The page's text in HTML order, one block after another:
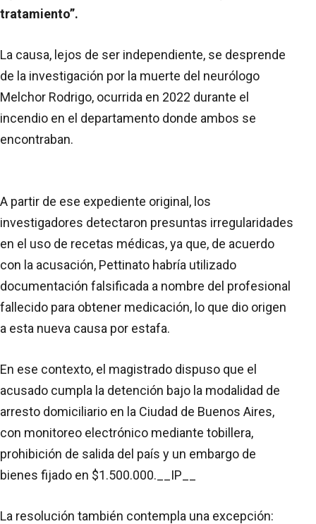
tratamiento”.
La causa, lejos de ser independiente, se desprende
de la investigación por la muerte del neurólogo
Melchor Rodrigo, ocurrida en 2022 durante el
incendio en el departamento donde ambos se
encontraban.
A partir de ese expediente original, los
investigadores detectaron presuntas irregularidades
en el uso de recetas médicas, ya que, de acuerdo
con la acusación, Pettinato habría utilizado
documentación falsificada a nombre del profesional
fallecido para obtener medicación, lo que dio origen
a esta nueva causa por estafa.
En ese contexto, el magistrado dispuso que el
acusado cumpla la detención bajo la modalidad de
arresto domiciliario en la Ciudad de Buenos Aires,
con monitoreo electrónico mediante tobillera,
prohibición de salida del país y un embargo de
bienes fijado en $1.500.000.__IP__
La resolución también contempla una excepción: